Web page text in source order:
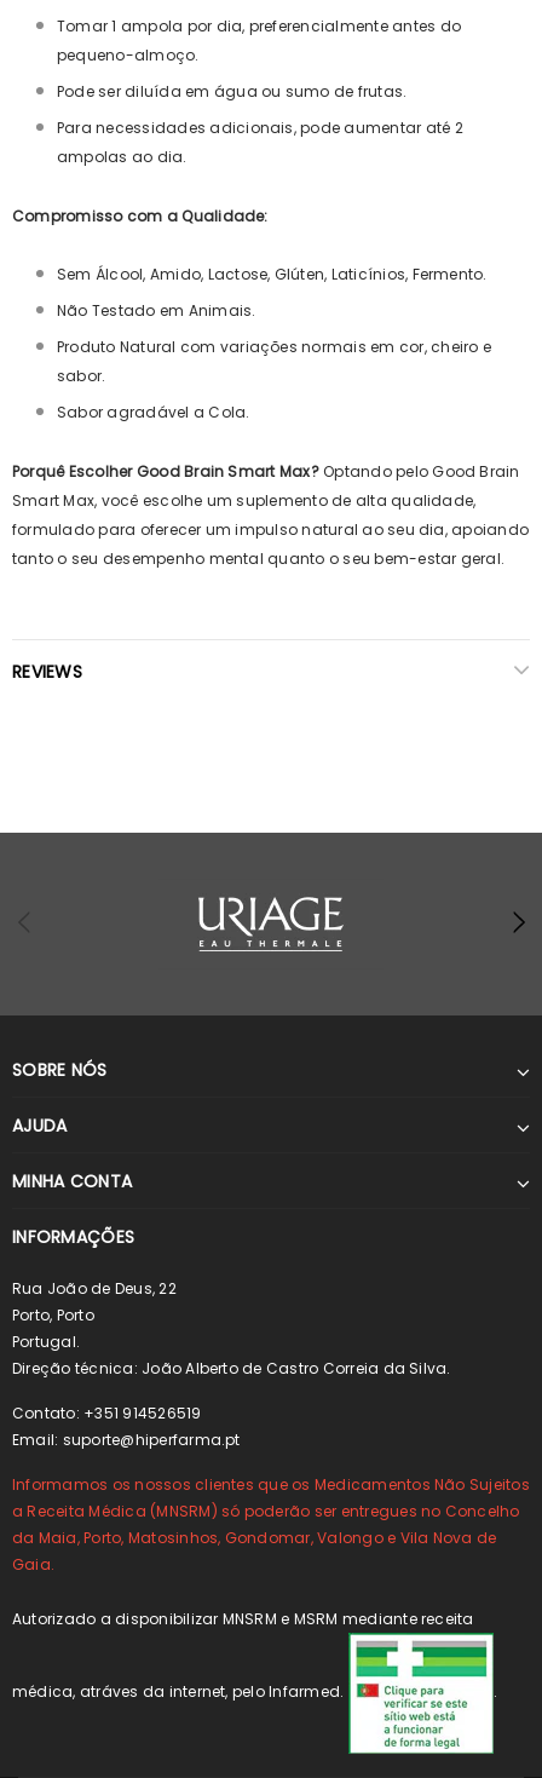
Tomar 1 ampola por dia, preferencialmente antes do
pequeno-almoço.
Pode ser diluída em água ou sumo de frutas.
Para necessidades adicionais, pode aumentar até 2
ampolas ao dia.
Compromisso com a Qualidade:
Sem Álcool, Amido, Lactose, Glúten, Laticínios, Fermento.
Não Testado em Animais.
Produto Natural com variações normais em cor, cheiro e
sabor.
Sabor agradável a Cola.
Porquê Escolher Good Brain Smart Max?Optando pelo Good Brain
Smart Max, você escolhe um suplemento de alta qualidade,
formulado para oferecer um impulso natural ao seu dia, apoiando
tanto o seu desempenho mental quanto o seu bem-estar geral.
REVIEWS
SOBRE NÓS
AJUDA
MINHA CONTA
INFORMAÇÕES
Rua João de Deus, 22
Porto, Porto
Portugal.
Direção técnica: João Alberto de Castro Correia da Silva.
Contato: +351 914526519
Email: suporte@hiperfarma.pt
Informamos os nossos clientes que os Medicamentos Não Sujeitos
a Receita Médica (MNSRM) só poderão ser entregues no Concelho
da Maia, Porto, Matosinhos, Gondomar, Valongo e Vila Nova de
Gaia.
Autorizado a disponibilizar MNSRM e MSRM mediante receita
médica, atráves da internet, pelo Infarmed. .